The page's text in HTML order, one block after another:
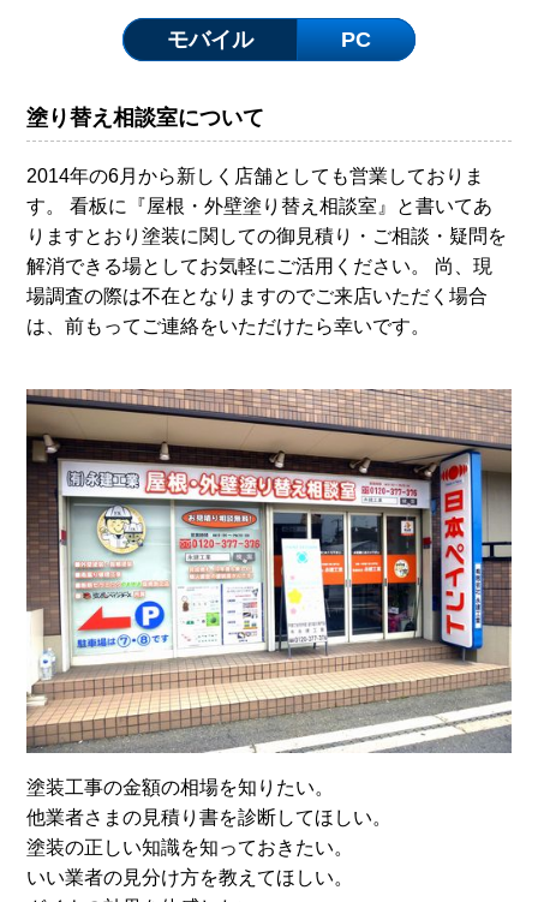
モバイル PC
塗り替え相談室について
2014年の6月から新しく店舗としても営業しておりま
す。 看板に『屋根・外壁塗り替え相談室』と書いてあ
りますとおり塗装に関しての御見積り・ご相談・疑問を
解消できる場としてお気軽にご活用ください。 尚、現
場調査の際は不在となりますのでご来店いただく場合
は、前もってご連絡をいただけたら幸いです。
塗装工事の金額の相場を知りたい。
他業者さまの見積り書を診断してほしい。
塗装の正しい知識を知っておきたい。
いい業者の見分け方を教えてほしい。